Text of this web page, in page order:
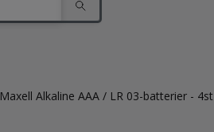
Maxell Alkaline AAA / LR 03-batterier - 4st